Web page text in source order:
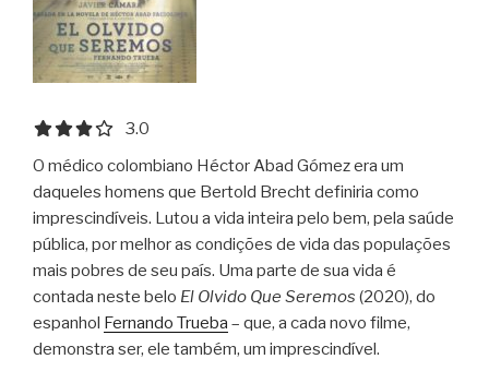
3.0 out of 5.0 stars
3.0
O médico colombiano Héctor Abad Gómez era um
daqueles homens que Bertold Brecht definiria como
imprescindíveis. Lutou a vida inteira pelo bem, pela saúde
pública, por melhor as condições de vida das populações
mais pobres de seu país. Uma parte de sua vida é
contada neste belo El Olvido Que Seremos (2020), do
espanhol Fernando Trueba – que, a cada novo filme,
demonstra ser, ele também, um imprescindível.